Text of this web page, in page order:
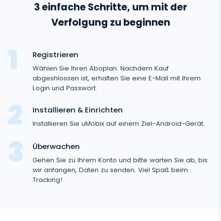
Android-
Tracker
Anruflisten
Text Message Tracker
GPS-Standorte
Keylogger
Einstellungen für die Fernsteuerung
Onlinestatus für soziale Medien
SIM-Kartenwechsel
Messaging-Anwendungen
Whatsapp
Facebook Messenger
Viber
Telegram
Wechat
Soziale Medien
Facebook
Instagram
Snapchat
Tik Tok
YouTube
Medien
Foto- und Video-Tracker
Aufzeichnung der Browsernutzung
Browserverlauf
Browser-Lesezeichen
Mailbox-Scanner
Streaming
Kameraschnappschuss
Videostream
Gelöschte Information
Gelöschte Nachrichten Wiederherstellen
Steuerung
3 einfache Schritte, um mit der
Verfolgung zu beginnen
Registrieren
Wählen Sie Ihren Aboplan. Nachdem Kauf
abgeshlossen ist, erhalten Sie eine E-Mail mit Ihrem
Login und Passwort.
Installieren & Einrichten
Installieren Sie uMobix auf einem Ziel-Android-Gerät.
Überwachen
Gehen Sie zu Ihrem Konto und bitte warten Sie ab, bis
wir anfangen, Daten zu senden. Viel Spaß beim
Tracking!